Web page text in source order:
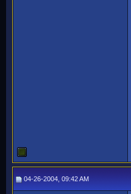
04-26-2004, 09:42 AM